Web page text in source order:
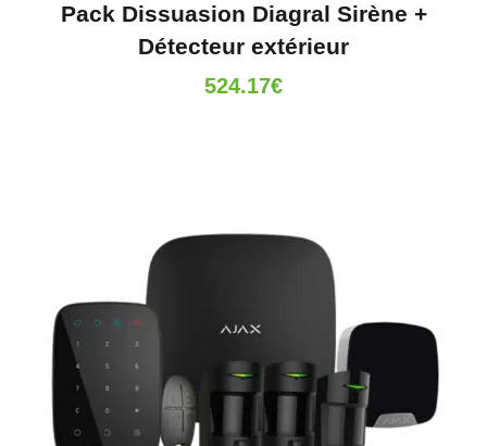
Pack Dissuasion Diagral Sirène +
Détecteur extérieur
524.17€